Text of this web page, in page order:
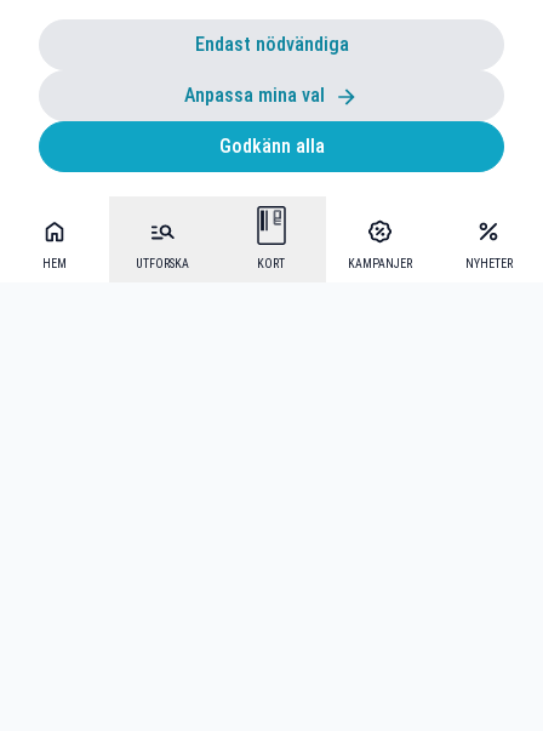
HEM UTFORSKA KORT KAMPANJER NYHETER
Endast nödvändiga
Anpassa mina val
Godkänn alla